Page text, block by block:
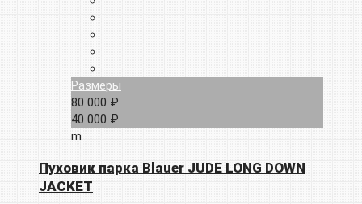
Размеры
80 000 ₽
40 000 ₽
m
Пуховик парка Blauer JUDE LONG DOWN
JACKET